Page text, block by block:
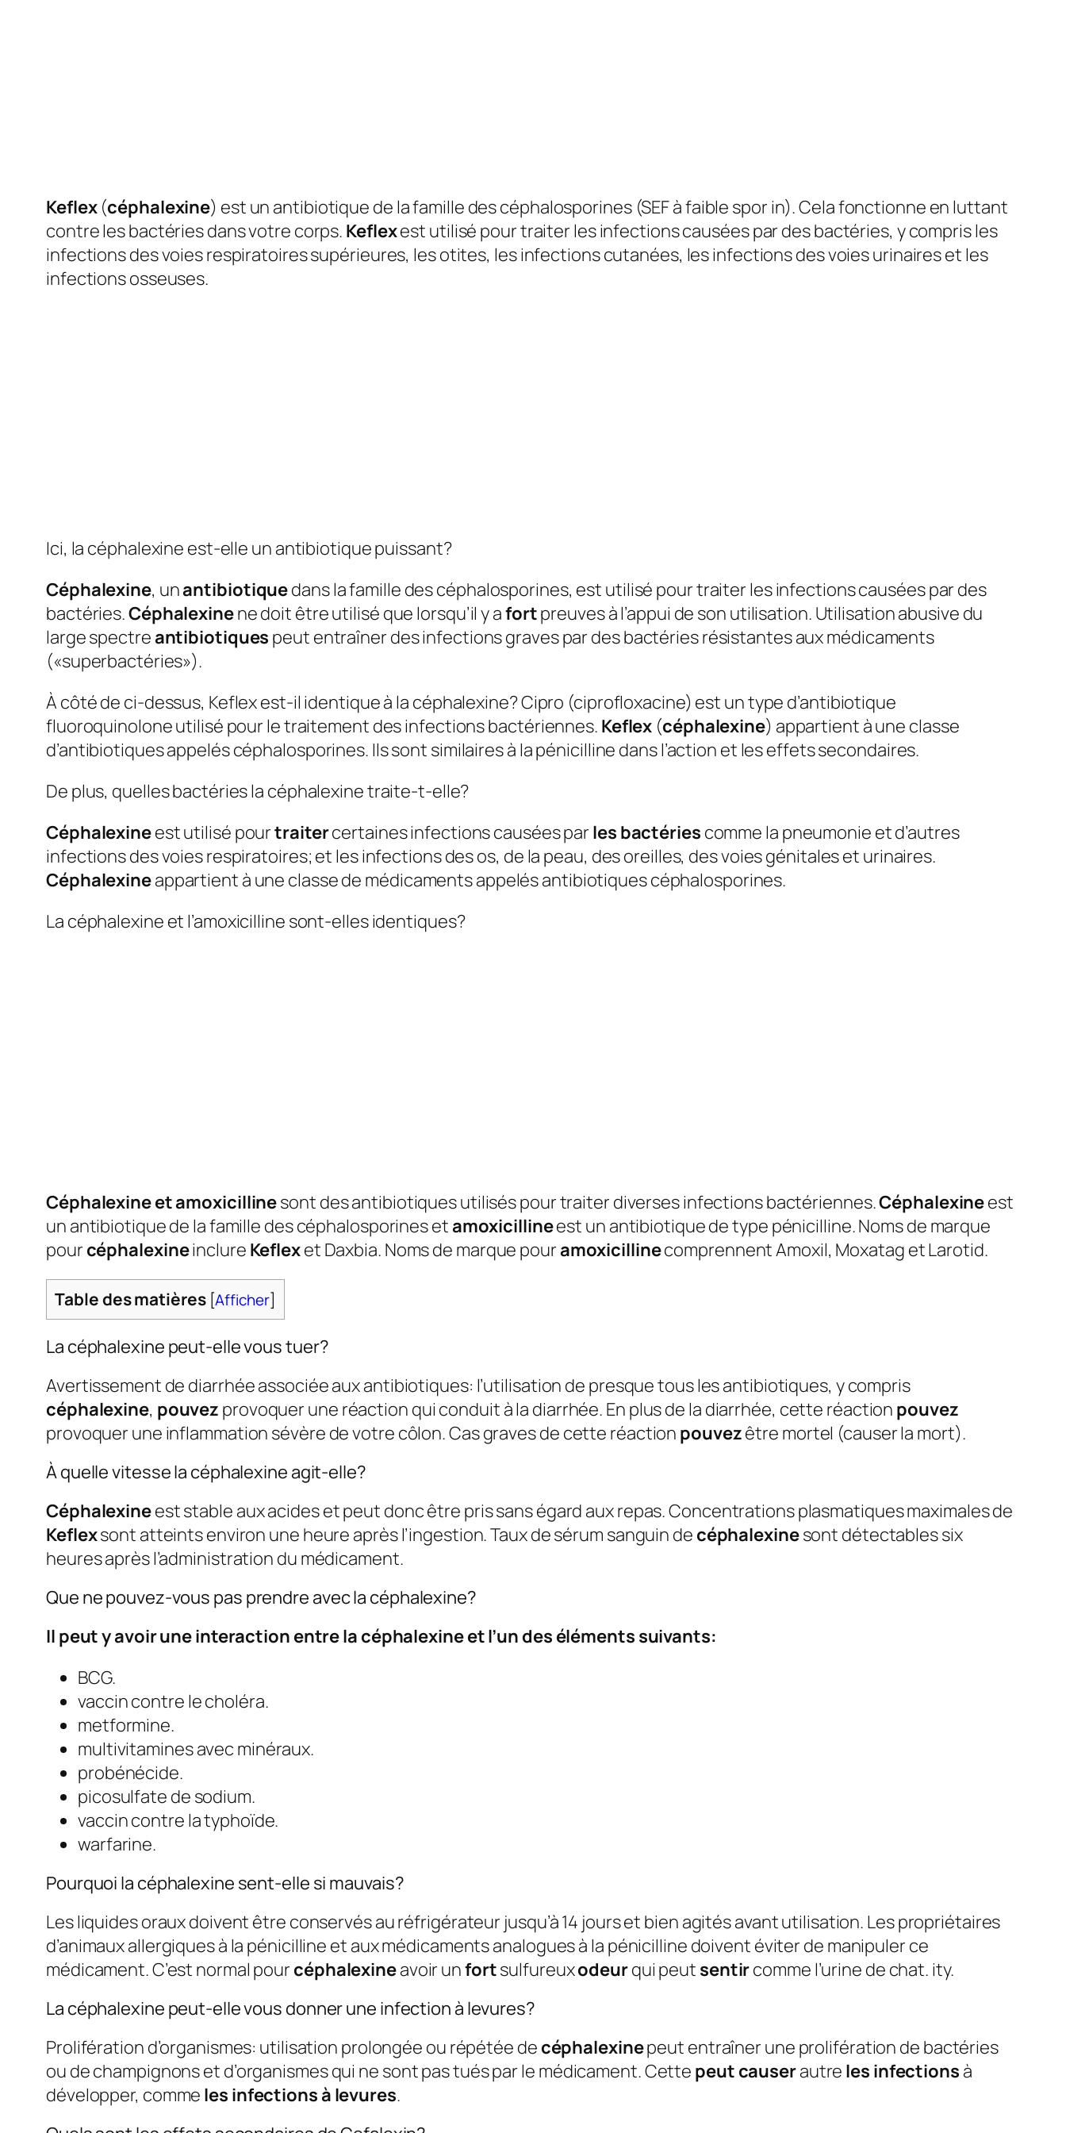
Keflex(céphalexine) est un antibiotique de la famille des céphalosporines (SEF à faible spor in). Cela fonctionne en luttant
contre les bactéries dans votre corps. Keflexest utilisé pour traiter les infections causées par des bactéries, y compris les
infections des voies respiratoires supérieures, les otites, les infections cutanées, les infections des voies urinaires et les
infections osseuses.
Ici, la céphalexine est-elle un antibiotique puissant?
Céphalexine, unantibiotiquedans la famille des céphalosporines, est utilisé pour traiter les infections causées par des
bactéries.Céphalexinene doit être utilisé que lorsqu’il y afortpreuves à l’appui de son utilisation. Utilisation abusive du
large spectreantibiotiques peut entraîner des infections graves par des bactéries résistantes aux médicaments
(«superbactéries»).
À côté de ci-dessus, Keflex est-il identique à la céphalexine?Cipro (ciprofloxacine) est un type d’antibiotique
fluoroquinolone utilisé pour le traitement des infections bactériennes. Keflex (céphalexine) appartient à une classe
d’antibiotiques appelés céphalosporines. Ils sont similaires à la pénicilline dans l’action et les effets secondaires.
De plus, quelles bactéries la céphalexine traite-t-elle?
Céphalexineest utilisé pourtraitercertaines infections causées par les bactéries comme la pneumonie et d’autres
infections des voies respiratoires; et les infections des os, de la peau, des oreilles, des voies génitales et urinaires.
Céphalexineappartient à une classe de médicaments appelés antibiotiques céphalosporines.
La céphalexine et l’amoxicilline sont-elles identiques?
Céphalexine et amoxicillinesont des antibiotiques utilisés pour traiter diverses infections bactériennes.Céphalexineest
un antibiotique de la famille des céphalosporines etamoxicillineest un antibiotique de type pénicilline. Noms de marque
pour céphalexineinclure Keflexet Daxbia. Noms de marque pouramoxicillinecomprennent Amoxil, Moxatag et Larotid.
Table des matières [Afficher]
La céphalexine peut-elle vous tuer?
Avertissement de diarrhée associée aux antibiotiques: l’utilisation de presque tous les antibiotiques, y compris
céphalexine, pouvez provoquer une réaction qui conduit à la diarrhée. En plus de la diarrhée, cette réaction pouvez
provoquer une inflammation sévère de votre côlon. Cas graves de cette réaction pouvezêtre mortel (causer la mort).
À quelle vitesse la céphalexine agit-elle?
Céphalexineest stable aux acides et peut donc être pris sans égard aux repas. Concentrations plasmatiques maximales de
Keflexsont atteints environ une heure après l’ingestion. Taux de sérum sanguin de céphalexinesont détectables six
heures après l’administration du médicament.
Que ne pouvez-vous pas prendre avec la céphalexine?
Il peut y avoir une interaction entre la céphalexine et l’un des éléments suivants:
BCG.
vaccin contre le choléra.
metformine.
multivitamines avec minéraux.
probénécide.
picosulfate de sodium.
vaccin contre la typhoïde.
warfarine.
Pourquoi la céphalexine sent-elle si mauvais?
Les liquides oraux doivent être conservés au réfrigérateur jusqu’à 14 jours et bien agités avant utilisation. Les propriétaires
d’animaux allergiques à la pénicilline et aux médicaments analogues à la pénicilline doivent éviter de manipuler ce
médicament. C’est normal pour céphalexineavoir unfortsulfureuxodeurqui peut sentircomme l’urine de chat. ity.
La céphalexine peut-elle vous donner une infection à levures?
Prolifération d’organismes: utilisation prolongée ou répétée de céphalexinepeut entraîner une prolifération de bactéries
ou de champignons et d’organismes qui ne sont pas tués par le médicament. Cette peut causerautre les infections à
développer, comme les infections à levures.